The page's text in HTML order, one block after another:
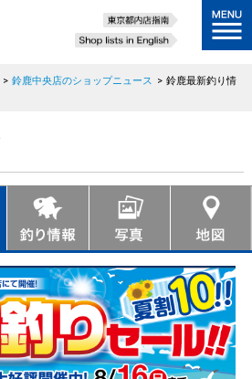
> 鈴鹿中央店のショップニュース > 鈴鹿最新釣り情